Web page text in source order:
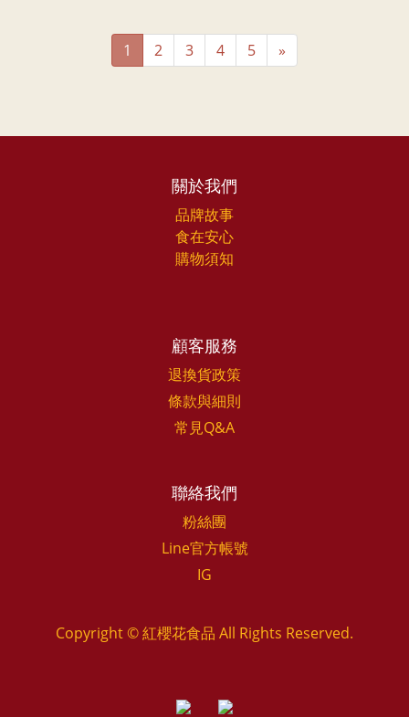
1 2 3 4 5 »
關於我們
品牌故事
食在安心
購物須知
顧客服務
退換貨政策
條款與細則
常見Q&A
聯絡我們
粉絲團
Line官方帳號
IG
Copyright © 紅櫻花食品 All Rights Reserved.